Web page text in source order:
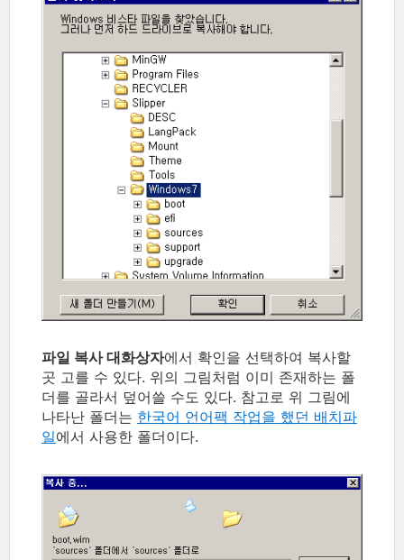
파일 복사 대화상자에서 확인을 선택하여 복사할
곳 고를 수 있다. 위의 그림처럼 이미 존재하는 폴
더를 골라서 덮어쓸 수도 있다. 참고로 위 그림에
나타난 폴더는 한국어 언어팩 작업을 했던 배치파
일에서 사용한 폴더이다.